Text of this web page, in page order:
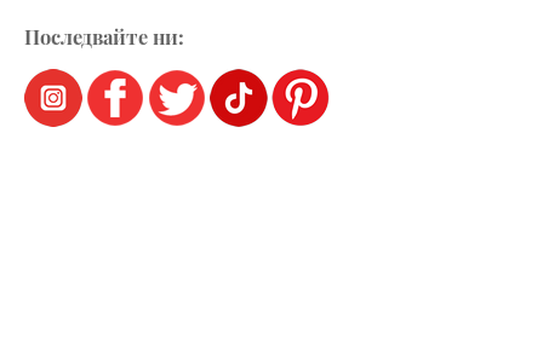
Последвайте ни: